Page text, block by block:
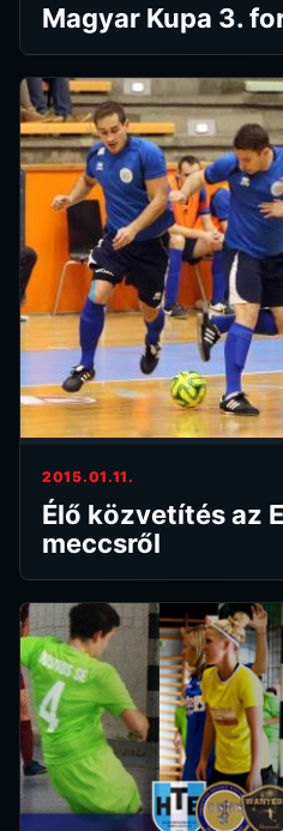
Magyar Kupa 3.
2015.01.11.
Élő közvetítés az
meccsről